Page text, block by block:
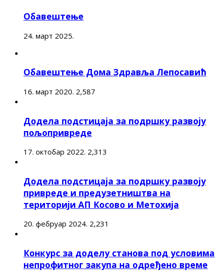
Обавештење
24. март 2025.
Обавештење Дома Здравља Лепосавић
16. март 2020. 2,587
Додела подстицаја за подршку развоју
пољопривреде
17. октобар 2022. 2,313
Додела подстицаја за подршку развоју
привреде и предузетништва на
територији АП Косово и Метохија
20. фебруар 2024. 2,231
Конкурс за доделу станова под условима
непрофитног закупа на одређено време